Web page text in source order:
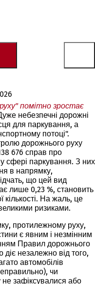
помітно зростає
небезпечні дорожні
для паркування, а
потоці".
дорожнього руху
676 справ про
сфері паркування. З них
в напрямку,
що цей вид
лише 0,23 %, становить
кількості. На жаль, це
ризиками.
протилежному руху,
є явним і незмінним
Правил дорожнього
незалежно від того,
автомобілів
чи
зафіксувалися або